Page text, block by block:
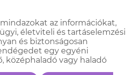
az információkat,
életviteli és tartáselemzési
és biztonságosan
egy egyéni
középhaladó vagy haladó